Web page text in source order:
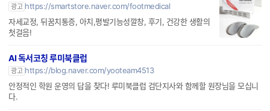
광고 https://smartstore.naver.com/footmedical
자세교정, 뒤꿈치통증, 아치,평발기능성깔창, 후기, 건강한 생활의
첫걸음!
AI 독서코칭 루미북클럽
광고 https://blog.naver.com/yooteam4513
안정적인 학원 운영의 답을 찾다! 루미북클럽 검단지사와 함께할 원장님을 모십니
다.